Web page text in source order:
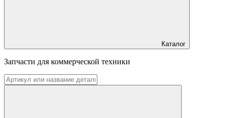
Каталог
Запчасти для коммерческой техники